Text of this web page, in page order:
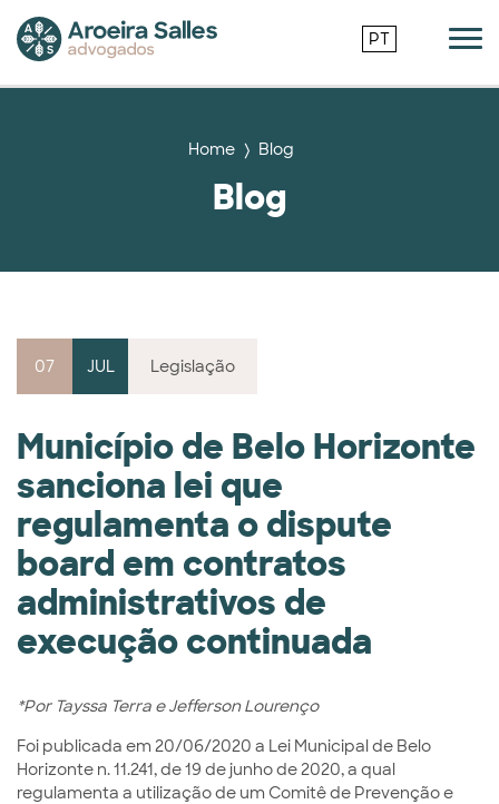
PT
Home Blog
Blog
07 JUL Legislação
Município de Belo Horizonte
sanciona lei que
regulamenta o dispute
board em contratos
administrativos de
execução continuada
*Por Tayssa Terra e Jefferson Lourenço
Foi publicada em 20/06/2020 a Lei Municipal de Belo
Horizonte n. 11.241, de 19 de junho de 2020, a qual
regulamenta a utilização de um Comitê de Prevenção e